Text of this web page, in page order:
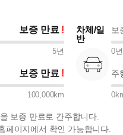
보증 만료
5년
보증 만료
100,000km
차체/일
반
보
0년
주
0
보증 만료로 간주합니다.
페이지에서 확인 가능합니다.